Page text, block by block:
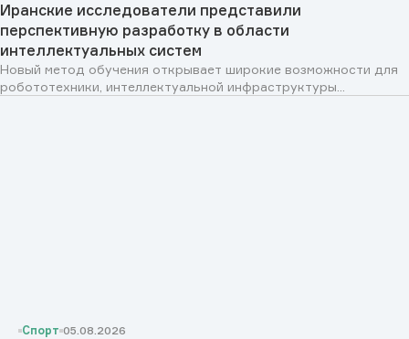
Иранские исследователи представили
перспективную разработку в области
интеллектуальных систем
Новый метод обучения открывает широкие возможности для
робототехники, интеллектуальной инфраструктуры...
Спорт 05.08.2026